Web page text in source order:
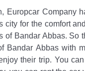
Europcar Company
city for the comfort
of Bandar Abbas. So
Bandar Abbas with
their trip. You